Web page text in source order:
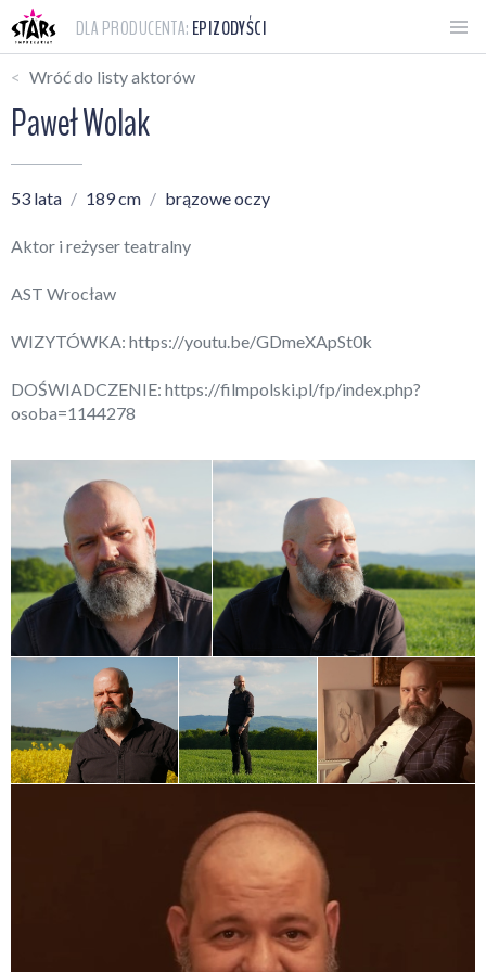
DLA PRODUCENTA: EPIZODYŚCI
Wróć do listy aktorów
Paweł Wolak
53 lata 189 cm brązowe oczy
Aktor i reżyser teatralny
AST Wrocław
WIZYTÓWKA: https://youtu.be/GDmeXApSt0k
DOŚWIADCZENIE: https://filmpolski.pl/fp/index.php?
osoba=1144278